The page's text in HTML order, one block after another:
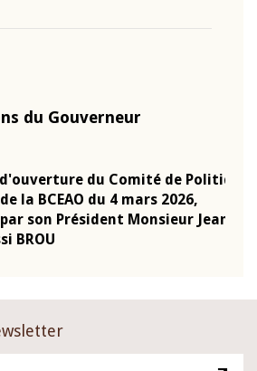
du Gouverneur
du Comité de Politique
du 4 mars 2026,
Président Monsieur Jean-